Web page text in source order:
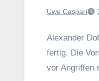
Uwe Caspari
Alexander
fertig. Die
vor Angriffen